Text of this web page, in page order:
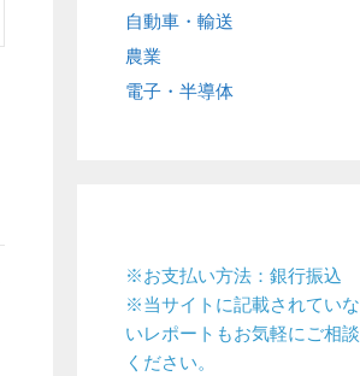
自動車・輸送
農業
電子・半導体
※お支払い方法：銀行振込
※当サイトに記載されていな
いレポートもお気軽にご相談
ください。